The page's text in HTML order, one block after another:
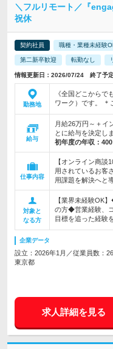
＼フルリモート／『
祝休
契約社員 職種・業種未経験
第二新卒歓迎 転勤なし
情報更新日：2026/07/24 終了予
勤務地
《全国どこからで
ワーク）です。 ＊
給与
月給26万円～＋イ
とに給与を決定し
初年度の年収：
仕事内容
【オンライン商談
用されているお客
用課題を解決へと
対象と
なる方
【業界未経験OK
の方◆営業経験、
目標を追った経験
企業データ
設立：2026年1月／従業員数：
東京都
求人詳細を見る